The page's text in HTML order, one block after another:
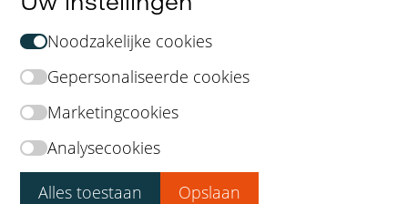
Noodzakelijke cookies
Gepersonaliseerde cookies
Marketingcookies
Analysecookies
Alles toestaan
Opslaan